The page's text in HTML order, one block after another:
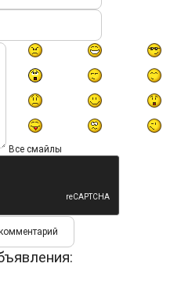
Все смайлы